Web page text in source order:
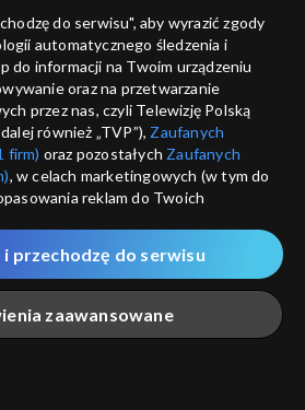
of
w
miło”; „The Voice of Poland”,
Przesłuchania w ciemno, 27
września 2025
–
w
The Voice of Poland
Janek Słowiński – „Sittin’ on
Voice of Poland”,
Przesłuchania w ciemno, 27
września 2025
do serwisu", aby wyrazić zgody
automatycznego śledzenia i
do informacji na Twoim urządzeniu
oraz na przetwarzanie
przez nas, czyli Telewizję Polską
również „TVP”), Zaufanych
firm) oraz pozostałych Zaufanych
, w celach marketingowych (w tym do
reklam do Twoich
a także zgody na udostępnianie
PPID do Google.
podczas odwiedzania przez
serwisówzwanych dalej
zapisywane za pomocą
zaawansowane
przechodzę do serwisu